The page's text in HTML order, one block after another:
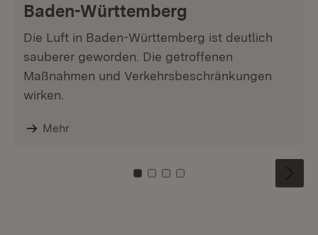
Baden-Württemberg
Die Luft in Baden-Württemberg ist deutlich
sauberer geworden. Die getroffenen
Maßnahmen und Verkehrsbeschränkungen
wirken.
Mehr
Zu Kachel: 0
Zu Kachel: 1
Zu Kachel: 2
Zu Kachel: 3